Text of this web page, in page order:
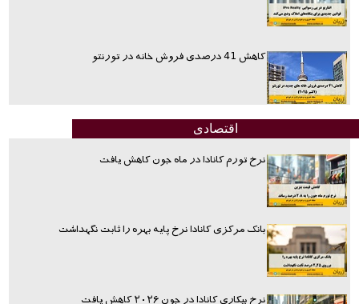
کاهش 41 درصدی فروش خانه در تورنتو
اقتصادی
نرخ تورم کانادا در ماه جون کاهش یافت
بانک مرکزی کانادا نرخ پایه بهره را ثابت نگهداشت
نرخ بیکاری کانادا در جون ۲۰۲۶ کاهش یافت